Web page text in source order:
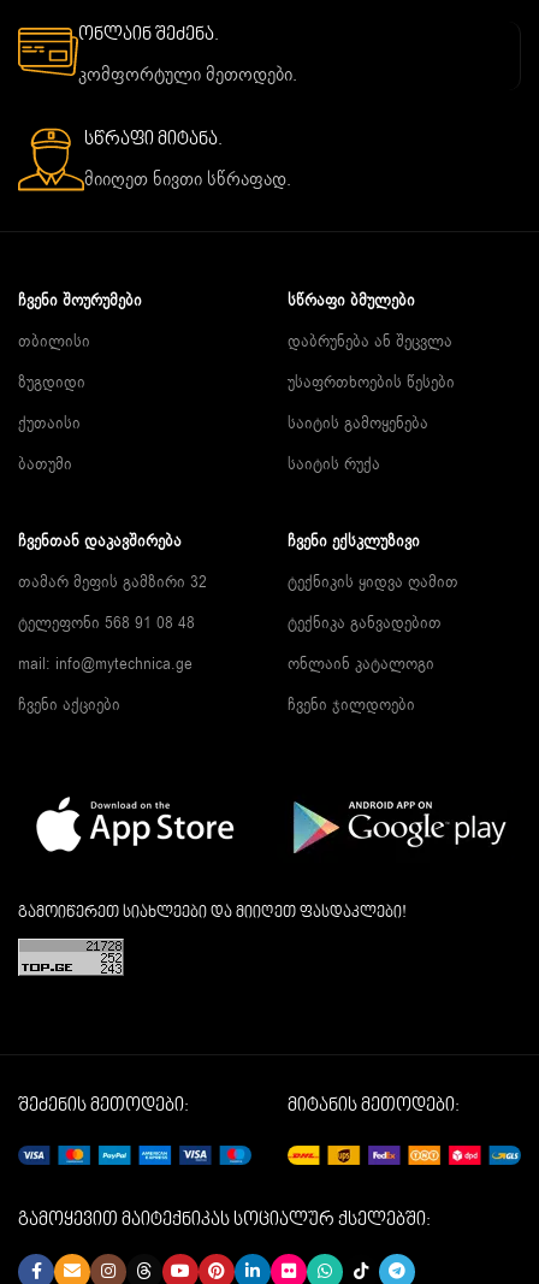
ონლაინ შეძენა.
კომფორტული მეთოდები.
სწრაფი მიტანა.
მიიღეთ ნივთი სწრაფად.
ᲩᲕᲔᲜᲘ ᲨᲝᲣᲠᲣᲛᲔᲑᲘ
თბილისი
ზუგდიდი
ქუთაისი
ბათუმი
ᲡᲬᲠᲐᲤᲘ ᲑᲛᲣᲚᲔᲑᲘ
დაბრუნება ან შეცვლა
უსაფრთხოების წესები
საიტის გამოყენება
საიტის რუქა
ᲩᲕᲔᲜᲗᲐᲜ ᲓᲐᲙᲐᲕᲨᲘᲠᲔᲑᲐ
თამარ მეფის გამზირი 32
ტელეფონი 568 91 08 48
mail: info@mytechnica.ge
ჩვენი აქციები
ᲩᲕᲔᲜᲘ ᲔᲥᲡᲙᲚᲣᲖᲘᲕᲘ
ტექნიკის ყიდვა ღამით
ტექნიკა განვადებით
ონლაინ კატალოგი
ჩვენი ჯილდოები
გამოიწერეთ სიახლეები და მიიღეთ ფასდაკლები!
შეძენის მეთოდები: მიტანის მეთოდები:
გამოყევით მაიტექნიკას სოციალურ ქსელებში: